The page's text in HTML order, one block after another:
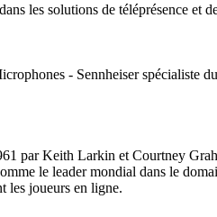
les solutions de téléprésence et
- Sennheiser spécialiste
par Keith Larkin et Courtney
le leader mondial dans le
les joueurs en ligne.